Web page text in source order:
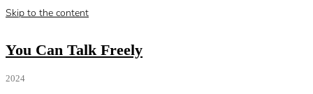
Skip to the content
You Can Talk Freely
2024